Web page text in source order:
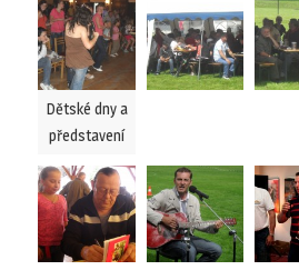
Dětské dny a
představení